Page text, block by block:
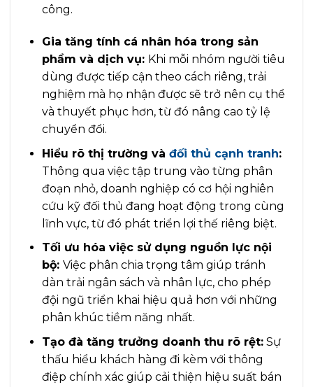
công.
Gia tăng tính cá nhân hóa trong sản
phẩm và dịch vụ: Khi mỗi nhóm người tiêu
dùng được tiếp cận theo cách riêng, trải
nghiệm mà họ nhận được sẽ trở nên cụ thể
và thuyết phục hơn, từ đó nâng cao tỷ lệ
chuyển đổi.
Hiểu rõ thị trường và đối thủ cạnh tranh:
Thông qua việc tập trung vào từng phân
đoạn nhỏ, doanh nghiệp có cơ hội nghiên
cứu kỹ đối thủ đang hoạt động trong cùng
lĩnh vực, từ đó phát triển lợi thế riêng biệt.
Tối ưu hóa việc sử dụng nguồn lực nội
bộ: Việc phân chia trọng tâm giúp tránh
dàn trải ngân sách và nhân lực, cho phép
đội ngũ triển khai hiệu quả hơn với những
phân khúc tiềm năng nhất.
Tạo đà tăng trưởng doanh thu rõ rệt:Sự
thấu hiểu khách hàng đi kèm với thông
điệp chính xác giúp cải thiện hiệu suất bán